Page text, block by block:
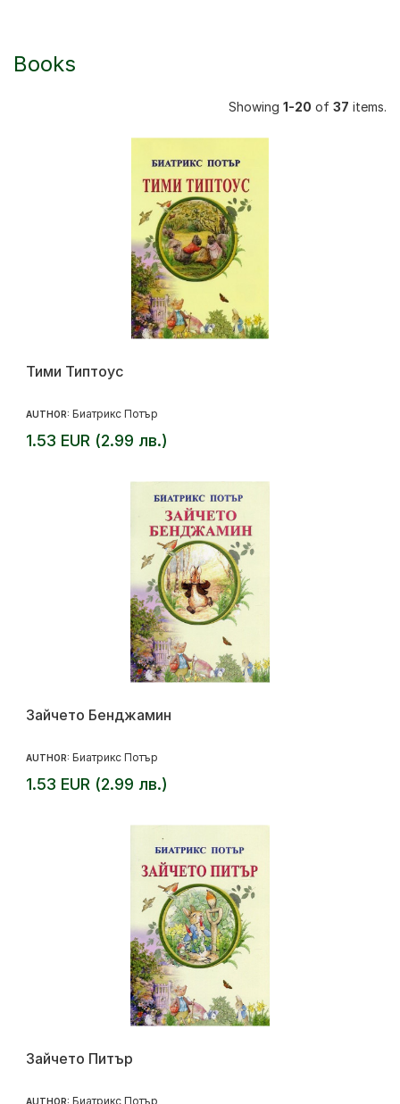
Books
Showing 1-20 of 37 items.
Тими Типтоус
AUTHOR: Биатрикс Потър
1.53 EUR (2.99 лв.)
Зайчето Бенджамин
AUTHOR: Биатрикс Потър
1.53 EUR (2.99 лв.)
Зайчето Питър
AUTHOR: Биатрикс Потър